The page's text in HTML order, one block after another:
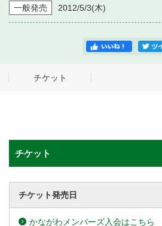
・ 建築見学ツアー
一般発売
2012/5/3(木)
チケット
チケット
チケット発売日
かながわメンバーズ入会はこちら